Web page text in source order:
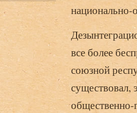
национально-
все более
союзной
существовал,
общественно-